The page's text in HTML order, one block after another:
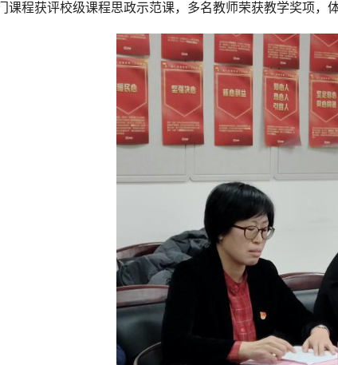
课程获评校级课程思政示范课，多名教师荣获教学奖项，